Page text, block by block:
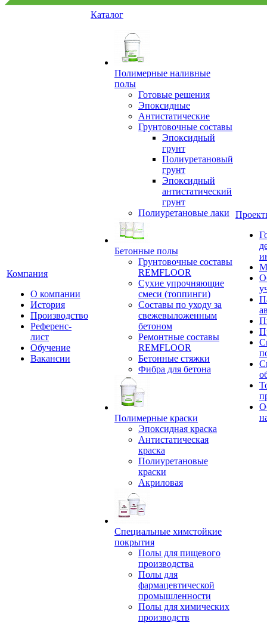
Компания
О компании
История
Производство
Референс-
лист
Обучение
Вакансии
Каталог
Полимерные наливные
полы
Готовые решения
Эпоксидные
Антистатические
Грунтовочные составы
Эпоксидный
грунт
Полиуретановый
грунт
Эпоксидный
антистатический
грунт
Полиуретановые лаки
Бетонные полы
Грунтовочные составы
REMFLOOR
Сухие упрочняющие
смеси (топпинги)
Составы по уходу за
свежевыложенным
бетоном
Ремонтные составы
REMFLOOR
Бетонные стяжки
Фибра для бетона
Полимерные краски
Эпоксидная краска
Антистатическая
краска
Полиуретановые
краски
Акриловая
Специальные химстойкие
покрытия
Полы для пищевого
производства
Полы для
фармацевтической
промышленности
Полы для химических
производств